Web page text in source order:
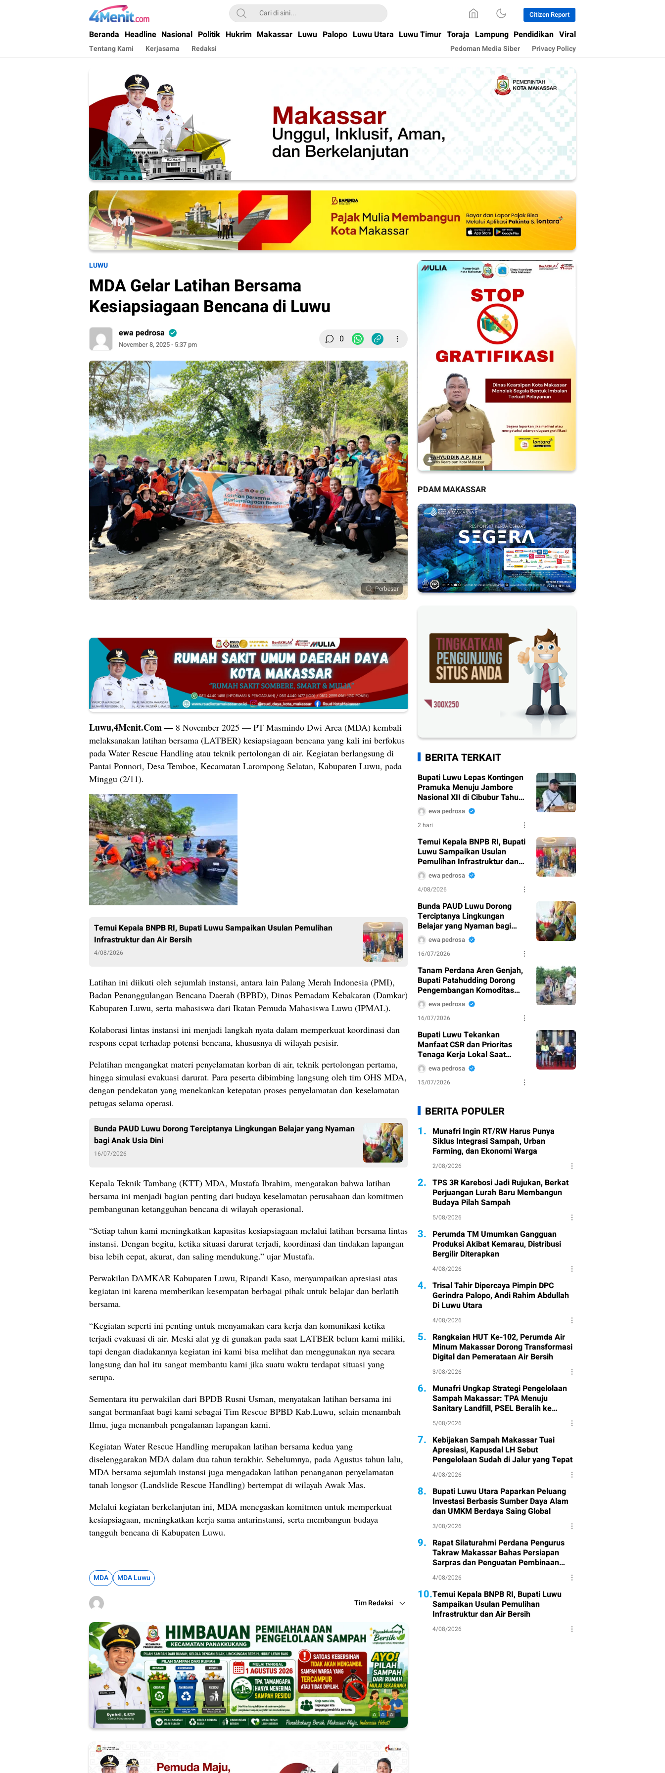
4menit.com
Mengungkap Kisah, Setiap Hari
Citizen Report
Beranda Headline Nasional Politik Hukrim Makassar Luwu Palopo Luwu Utara Luwu Timur Toraja Lampung Pendidikan Viral
Tentang Kami Kerjasama Redaksi Pedoman Media Siber Privacy Policy
LUWU
MDA Gelar Latihan Bersama
Kesiapsiagaan Bencana di Luwu
ewa pedrosa
November 8, 2025 - 5:37 pm 0
Perbesar
Luwu,4Menit.Com — 8 November 2025 — PT Masmindo Dwi Area (MDA) kembali
melaksanakan latihan bersama (LATBER) kesiapsiagaan bencana yang kali ini berfokus
pada Water Rescue Handling atau teknik pertolongan di air. Kegiatan berlangsung di
Pantai Ponnori, Desa Temboe, Kecamatan Larompong Selatan, Kabupaten Luwu, pada
Minggu (2/11).
Temui Kepala BNPB RI, Bupati Luwu Sampaikan Usulan Pemulihan
Infrastruktur dan Air Bersih
4/08/2026
Latihan ini diikuti oleh sejumlah instansi, antara lain Palang Merah Indonesia (PMI),
Badan Penanggulangan Bencana Daerah (BPBD), Dinas Pemadam Kebakaran (Damkar)
Kabupaten Luwu, serta mahasiswa dari Ikatan Pemuda Mahasiswa Luwu (IPMAL).
Kolaborasi lintas instansi ini menjadi langkah nyata dalam memperkuat koordinasi dan
respons cepat terhadap potensi bencana, khususnya di wilayah pesisir.
Pelatihan mengangkat materi penyelamatan korban di air, teknik pertolongan pertama,
hingga simulasi evakuasi darurat. Para peserta dibimbing langsung oleh tim OHS MDA,
dengan pendekatan yang menekankan ketepatan proses penyelamatan dan keselamatan
petugas selama operasi.
Bunda PAUD Luwu Dorong Terciptanya Lingkungan Belajar yang Nyaman
bagi Anak Usia Dini
16/07/2026
Kepala Teknik Tambang (KTT) MDA, Mustafa Ibrahim, mengatakan bahwa latihan
bersama ini menjadi bagian penting dari budaya keselamatan perusahaan dan komitmen
pembangunan ketangguhan bencana di wilayah operasional.
“Setiap tahun kami meningkatkan kapasitas kesiapsiagaan melalui latihan bersama lintas
instansi. Dengan begitu, ketika situasi darurat terjadi, koordinasi dan tindakan lapangan
bisa lebih cepat, akurat, dan saling mendukung.” ujar Mustafa.
Perwakilan DAMKAR Kabupaten Luwu, Ripandi Kaso, menyampaikan apresiasi atas
kegiatan ini karena memberikan kesempatan berbagai pihak untuk belajar dan berlatih
bersama.
“Kegiatan seperti ini penting untuk menyamakan cara kerja dan komunikasi ketika
terjadi evakuasi di air. Meski alat yg di gunakan pada saat LATBER belum kami miliki,
tapi dengan diadakannya kegiatan ini kami bisa melihat dan menggunakan nya secara
langsung dan hal itu sangat membantu kami jika suatu waktu terdapat situasi yang
serupa.
Sementara itu perwakilan dari BPDB Rusni Usman, menyatakan latihan bersama ini
sangat bermanfaat bagi kami sebagai Tim Rescue BPBD Kab.Luwu, selain menambah
Ilmu, juga menambah pengalaman lapangan kami.
Kegiatan Water Rescue Handling merupakan latihan bersama kedua yang
diselenggarakan MDA dalam dua tahun terakhir. Sebelumnya, pada Agustus tahun lalu,
MDA bersama sejumlah instansi juga mengadakan latihan penanganan penyelamatan
tanah longsor (Landslide Rescue Handling) bertempat di wilayah Awak Mas.
Melalui kegiatan berkelanjutan ini, MDA menegaskan komitmen untuk memperkuat
kesiapsiagaan, meningkatkan kerja sama antarinstansi, serta membangun budaya
tangguh bencana di Kabupaten Luwu.
MDA MDA Luwu
Tim Redaksi
PDAM MAKASSAR
BERITA TERKAIT
Bupati Luwu Lepas Kontingen
Pramuka Menuju Jambore
Nasional XII di Cibubur Tahun
2026ewa pedrosa
2 hari
Temui Kepala BNPB RI, Bupati
Luwu Sampaikan Usulan
Pemulihan Infrastruktur dan
Air Bersih
ewa pedrosa
4/08/2026
Bunda PAUD Luwu Dorong
Terciptanya Lingkungan
Belajar yang Nyaman bagi
Anak Usia Dini
ewa pedrosa
16/07/2026
Tanam Perdana Aren Genjah,
Bupati Patahudding Dorong
Pengembangan Komoditas
Bernilai Ekonomi Tinggi
ewa pedrosa
16/07/2026
Bupati Luwu Tekankan
Manfaat CSR dan Prioritas
Tenaga Kerja Lokal Saat
Terima Audiensi PT Petrosea
ewa pedrosa
15/07/2026
BERITA POPULER
1. Munafri Ingin RT/RW Harus Punya
Siklus Integrasi Sampah, Urban
Farming, dan Ekonomi Warga
2/08/2026
2. TPS 3R Karebosi Jadi Rujukan, Berkat
Perjuangan Lurah Baru Membangun
Budaya Pilah Sampah
5/08/2026
3. Perumda TM Umumkan Gangguan
Produksi Akibat Kemarau, Distribusi
Bergilir Diterapkan
4/08/2026
4. Trisal Tahir Dipercaya Pimpin DPC
Gerindra Palopo, Andi Rahim Abdullah
Di Luwu Utara
4/08/2026
5. Rangkaian HUT Ke-102, Perumda Air
Minum Makassar Dorong Transformasi
Digital dan Pemerataan Air Bersih
3/08/2026
6. Munafri Ungkap Strategi Pengelolaan
Sampah Makassar: TPA Menuju
Sanitary Landfill, PSEL Beralih ke
Perpres 109
5/08/2026
7. Kebijakan Sampah Makassar Tuai
Apresiasi, Kapusdal LH Sebut
Pengelolaan Sudah di Jalur yang Tepat
4/08/2026
8. Bupati Luwu Utara Paparkan Peluang
Investasi Berbasis Sumber Daya Alam
dan UMKM Berdaya Saing Global
3/08/2026
9. Rapat Silaturahmi Perdana Pengurus
Takraw Makassar Bahas Persiapan
Sarpras dan Penguatan Pembinaan
Atlet
4/08/2026
10.Temui Kepala BNPB RI, Bupati Luwu
Sampaikan Usulan Pemulihan
Infrastruktur dan Air Bersih
4/08/2026